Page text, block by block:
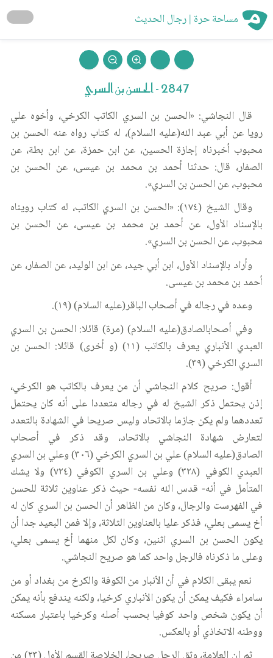
مساحة حرة | رجال الحديث
2847 - الحسن بن السري
قال النجاشي: «الحسن بن السري الكاتب الكرخي، وأخوه علي
رويا عن أبي عبد الله(عليه السلام)، له كتاب رواه عنه الحسن بن
محبوب أخبرناه إجازة الحسين، عن ابن حمزة، عن ابن بطة، عن
الصفار، قال: حدثنا أحمد بن محمد بن عيسى، عن الحسن بن
محبوب، عن الحسن بن السري».
وقال الشيخ (١٧٤): «الحسن بن السري الكاتب، له كتاب رويناه
بالإسناد الأول، عن أحمد بن محمد بن عيسى، عن الحسن بن
محبوب، عن الحسن بن السري».
وأراد بالإسناد الأول، ابن أبي جيد، عن ابن الوليد، عن الصفار، عن
أحمد بن محمد بن عيسى.
وعده في رجاله في أصحاب الباقر(عليه السلام) (١٩).
وفي أصحابالصادق(عليه السلام) (مرة) قائلا: الحسن بن السري
العبدي الأنباري يعرف بالكاتب (١١) (و أخرى) قائلا: الحسن بن
السري الكرخي (٣٩).
أقول: صريح كلام النجاشي أن من يعرف بالكاتب هو الكرخي،
إذن يحتمل ذكر الشيخ له في رجاله متعددا على أنه كان يحتمل
تعددهما ولم يكن جازما بالاتحاد وليس صريحا في الشهادة بالتعدد
لتعارض شهادة النجاشي بالاتحاد، وقد ذكر في أصحاب
الصادق(عليه السلام) علي بن السري الكرخي (٣٠٦) وعلي بن السري
العبدي الكوفي (٣٢٨) وعلي بن السري الكوفي (٧٢٤) ولا يشك
المتأمل في أنه- قدس الله نفسه- حيث ذكر عناوين ثلاثة للحسن
في الفهرست والرجال، وكان من الظاهر أن الحسن بن السري كان له
أخ يسمى بعلي، فذكر عليا بالعناوين الثلاثة، وإلا فمن البعيد جدا أن
يكون الحسن بن السري اثنين، وكان لكل منهما أخ يسمى بعلي،
وعلى ما ذكرناه فالرجل واحد كما هو صريح النجاشي.
نعم يبقى الكلام في أن الأنبار من الكوفة والكرخ من بغداد أو من
سامراء فكيف يمكن أن يكون الأنباري كرخيا، ولكنه يندفع بأنه يمكن
أن يكون شخص واحد كوفيا بحسب أصله وكرخيا باعتبار مسكنه
ووطنه الاتخاذي أو بالعكس.